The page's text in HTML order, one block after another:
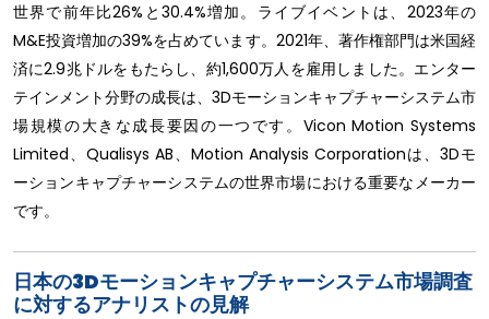
世界で前年比26%と30.4%増加。ライブイベントは、2023年の
M&E投資増加の39%を占めています。2021年、著作権部門は米国経
済に2.9兆ドルをもたらし、約1,600万人を雇用しました。エンター
テインメント分野の成長は、3Dモーションキャプチャーシステム市
場規模の大きな成長要因の一つです。Vicon Motion Systems
Limited、Qualisys AB、Motion Analysis Corporationは、3Dモ
ーションキャプチャーシステムの世界市場における重要なメーカー
です。
日本の3Dモーションキャプチャーシステム市場調査
に対するアナリストの見解